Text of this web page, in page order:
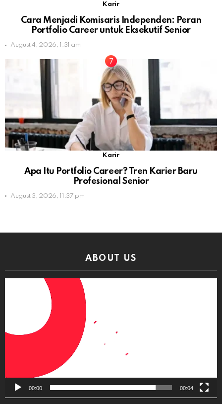
Karir
Cara Menjadi Komisaris Independen: Peran
Portfolio Career untuk Eksekutif Senior
August 4, 2026, 1:31 am
Karir
Apa Itu Portfolio Career? Tren Karier Baru
Profesional Senior
August 3, 2026, 11:37 pm
ABOUT US
00:00 00:04